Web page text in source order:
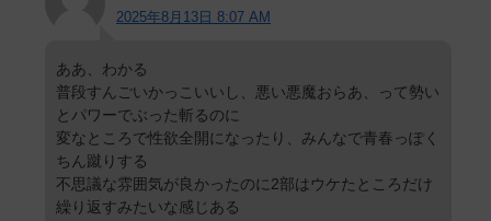
2025年8月13日 8:07 AM
ああ、わかる
普段すんごいかっこいいし、悪い悪魔おらあ、って勢い
とパワーでぶった斬るのに
変なところで性欲全開になったり、みんなで青春っぽく
ちん蹴りする
不思議な雰囲気が良かったのに2部はウケたところだけ
繰り返すみたいな感じある